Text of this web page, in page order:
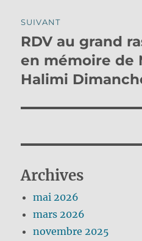
SUIVANT
Publication
suivante :
RDV au grand
en mémoire de
Halimi
Archives
mai 2026
mars 2026
novembre 2025